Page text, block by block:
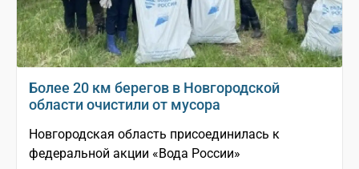
Более 20 км берегов в Новгородской
области очистили от мусора
Новгородская область присоединилась к
федеральной акции «Вода России»